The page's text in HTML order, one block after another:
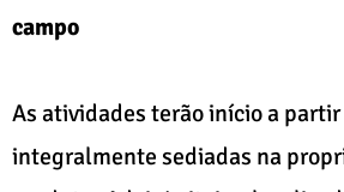
campo
As atividades terão início a partir
integralmente sediadas na